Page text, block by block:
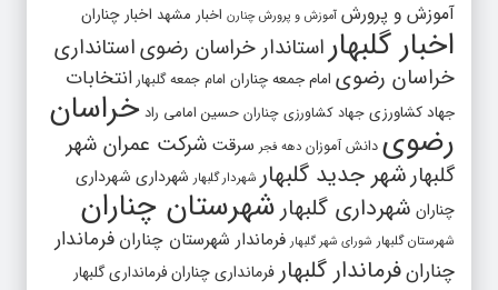
آموزش و پرورش آموزش و پرورش چنارن اخبار مشهد اخبار چناران
اخبار گلبهار استاندار خراسان رضویاستانداری
خراسان رضوی امام جمعه چناران امام جمعه گلبهار انتخابات
جهاد کشاورزی جهاد کشاورزی چناران حسین امامی راد خراسان
رضوی دانش آموزان دهه فجر سرقت شرکت عمران شهر
گلبهارشهر جدید گلبهار شهردار گلبهار شهرداری شهرداری
چناران شهرداری گلبهار شهرستان چناران
شهرستان گلبهار شورای شهر گلبهار فرماندار شهرستان چناران فرماندار
چنارانفرماندار گلبهار فرمانداری چنارانفرمانداری گلبهار